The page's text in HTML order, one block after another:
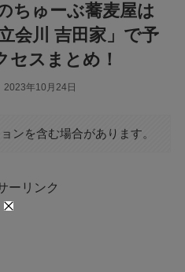
ちゅーぶ蕎麦屋は
会川 吉田家」で予
セスまとめ！
2023年10月24日
ンを含む場合があります。
ーリンク